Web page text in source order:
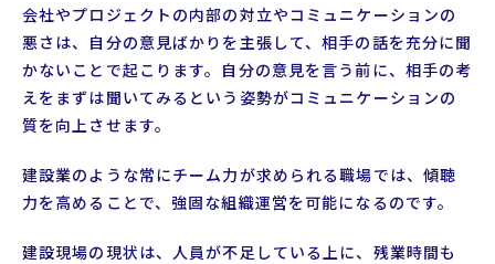
会社やプロジェクトの内部の対立やコミュニケーションの
悪さは、自分の意見ばかりを主張して、相手の話を充分に聞
かないことで起こります。自分の意見を言う前に、相手の考
えをまずは聞いてみるという姿勢がコミュニケーションの
質を向上させます。
建設業のような常にチーム力が求められる職場では、傾聴
力を高めることで、強固な組織運営を可能になるのです。
建設現場の現状は、人員が不足している上に、残業時間も